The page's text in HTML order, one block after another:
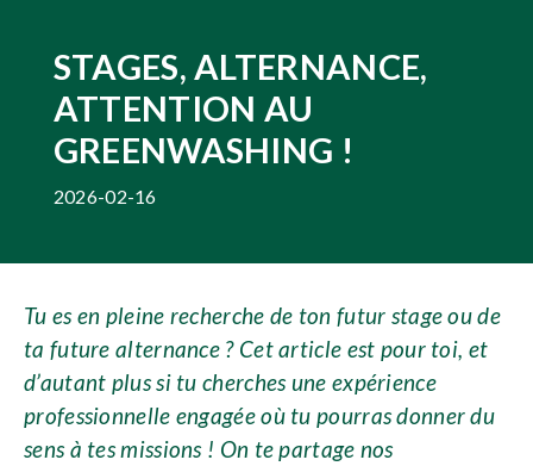
STAGES, ALTERNANCE,
ATTENTION AU
GREENWASHING !
2026-02-16
Tu es en pleine recherche de ton futur stage ou de
ta future alternance ? Cet article est pour toi, et
d’autant plus si tu cherches une expérience
professionnelle engagée où tu pourras donner du
sens à tes missions ! On te partage nos